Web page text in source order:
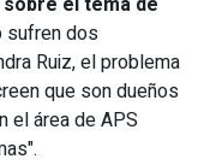
sufren dos
Ruiz, el problema
que son dueños
el área de APS